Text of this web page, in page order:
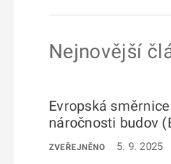
Nejnovější
Evropská
náročnosti budov
ZVEŘEJNĚNO
5. 9. 2025